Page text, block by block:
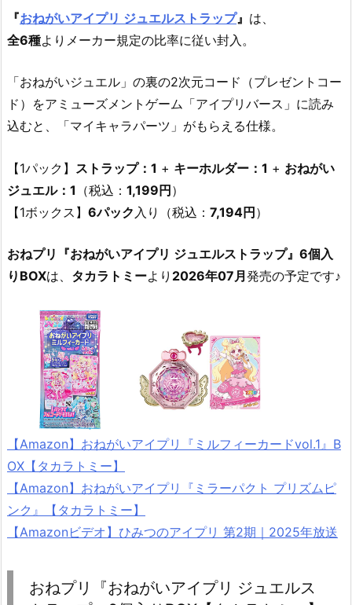
『おねがいアイプリ ジュエルストラップ』 は、
全6種よりメーカー規定の比率に従い封入。
「おねがいジュエル」の裏の2次元コード（プレゼントコー
ド）をアミューズメントゲーム「アイプリバース」に読み
込むと、「マイキャラパーツ」がもらえる仕様。
【1パック】 ストラップ：1 + キーホルダー：1 + おねがい
ジュエル：1 （税込： 1,199円）
【1ボックス】 6パック 入り（税込： 7,194円）
おねプリ『おねがいアイプリ ジュエルストラップ』6個入
りBOXは、 タカラトミーより 2026年07月 発売の予定です♪
【Amazon】おねがいアイプリ『ミルフィーカードvol.1』B
OX【タカラトミー】
【Amazon】おねがいアイプリ『ミラーパクト プリズムピ
ンク』【タカラトミー】
【Amazonビデオ】ひみつのアイプリ 第2期｜2025年放送
おねプリ『おねがいアイプリ ジュエルス